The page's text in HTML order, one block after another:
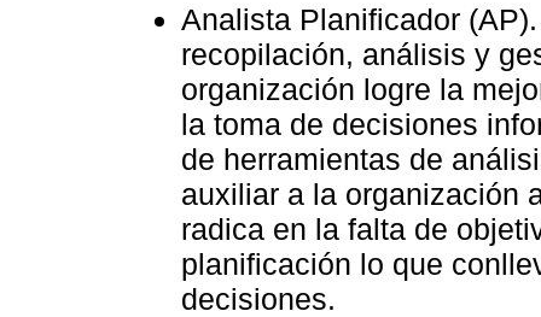
Analista Planificador
recopilación, análisis y
organización logre la
la toma de decisiones
de herramientas de
auxiliar a la organización
radica en la falta de
planificación lo que
decisiones.